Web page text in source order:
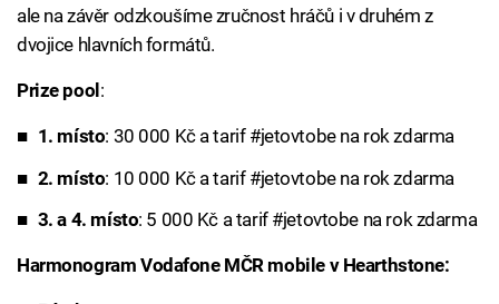
ale na závěr odzkoušíme zručnost hráčů i v druhém z
dvojice hlavních formátů.
Prize pool :
1. místo: 30 000 Kč a tarif #jetovtobe na rok zdarma
2. místo: 10 000 Kč a tarif #jetovtobe na rok zdarma
3. a 4. místo: 5 000 Kč a tarif #jetovtobe na rok zdarma
Harmonogram Vodafone MČR mobile v Hearthstone: